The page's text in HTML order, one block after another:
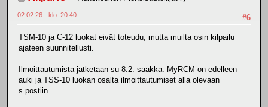
#6
02.02.26 - klo: 20.40
TSM-10 ja C-12 luokat eivät toteudu, mutta muilta osin kilpailu
ajateen suunnitellusti.
Ilmoittautumista jatketaan su 8.2. saakka. MyRCM on edelleen
auki ja TSS-10 luokan osalta ilmoittautumiset alla olevaan
s.postiin.